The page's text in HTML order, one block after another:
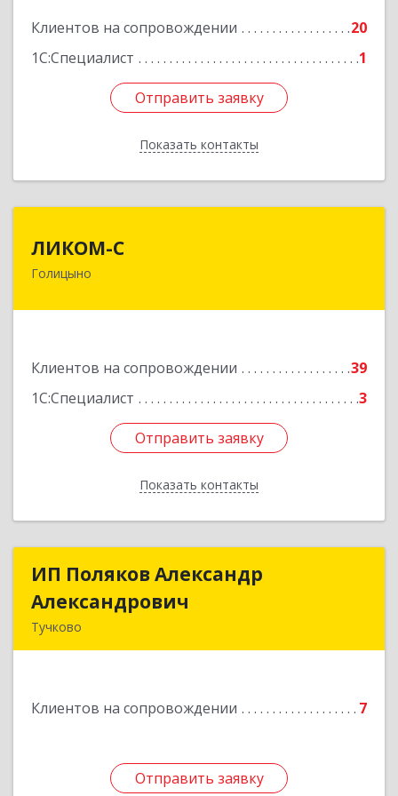
Клиентов на сопровождении
20
1С:Специалист
1
Отправить заявку
Показать контакты
Отправить заявку
Назад
ЛИКОМ-С
Голицыно
Клиентов на сопровождении
39
1С:Специалист
3
Отправить заявку
Показать контакты
143040, Московская обл, Одинцовский р-н,
Подробнее
Отправить заявку
Назад
ИП Поляков Александр
Александрович
Тучково
Клиентов на сопровождении 7
Отправить заявку
ИП Поляков Александр
Подробнее
Отправить заявку